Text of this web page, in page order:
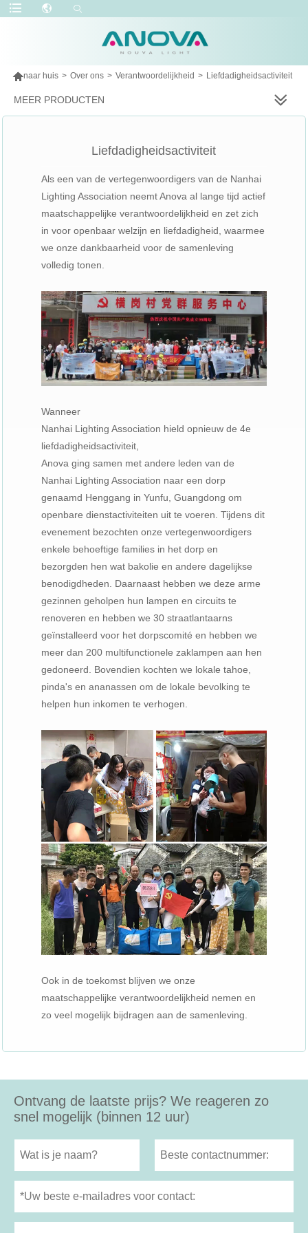
naar huis > Over ons > Verantwoordelijkheid > Liefdadigheidsactiviteit
MEER PRODUCTEN
Liefdadigheidsactiviteit
Als een van de vertegenwoordigers van de Nanhai
Lighting Association neemt Anova al lange tijd actief
maatschappelijke verantwoordelijkheid en zet zich
in voor openbaar welzijn en liefdadigheid, waarmee
we onze dankbaarheid voor de samenleving
volledig tonen.
Wanneer
Nanhai Lighting Association hield opnieuw de 4e
liefdadigheidsactiviteit,
Anova ging samen met andere leden van de
Nanhai Lighting Association naar een dorp
genaamd Henggang in Yunfu, Guangdong om
openbare dienstactiviteiten uit te voeren. Tijdens dit
evenement bezochten onze vertegenwoordigers
enkele behoeftige families in het dorp en
bezorgden hen wat bakolie en andere dagelijkse
benodigdheden. Daarnaast hebben we deze arme
gezinnen geholpen hun lampen en circuits te
renoveren en hebben we 30 straatlantaarns
geïnstalleerd voor het dorpscomité en hebben we
meer dan 200 multifunctionele zaklampen aan hen
gedoneerd. Bovendien kochten we lokale tahoe,
pinda's en ananassen om de lokale bevolking te
helpen hun inkomen te verhogen.
Ook in de toekomst blijven we onze
maatschappelijke verantwoordelijkheid nemen en
zo veel mogelijk bijdragen aan de samenleving.
Ontvang de laatste prijs? We reageren zo
snel mogelijk (binnen 12 uur)